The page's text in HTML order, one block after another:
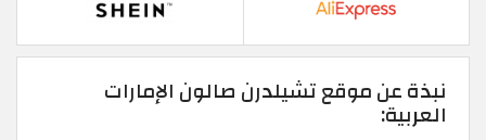
نبذة عن موقع تشيلدرن صالون الإمارات
العربية: